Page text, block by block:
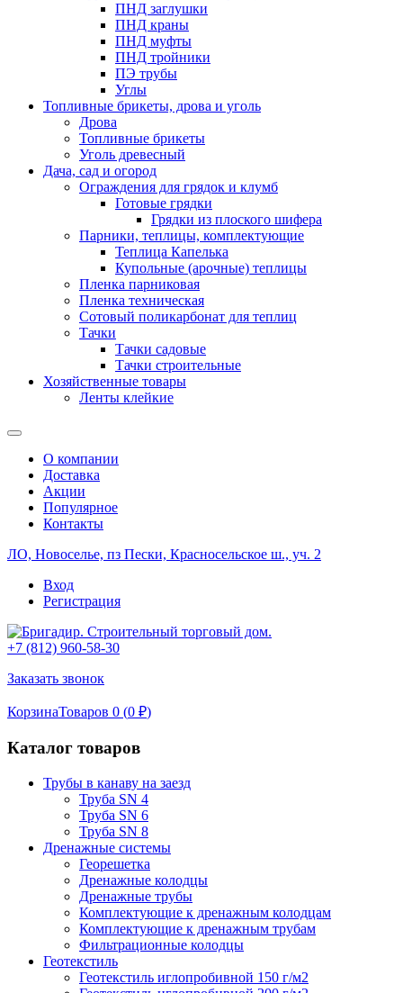
ПНД заглушки
ПНД краны
ПНД муфты
ПНД тройники
ПЭ трубы
Углы
Топливные брикеты, дрова и уголь
Дрова
Топливные брикеты
Уголь древесный
Дача, сад и огород
Ограждения для грядок и клумб
Готовые грядки
Грядки из плоского шифера
Парники, теплицы, комплектующие
Теплица Капелька
Купольные (арочные) теплицы
Пленка парниковая
Пленка техническая
Сотовый поликарбонат для теплиц
Тачки
Тачки садовые
Тачки строительные
Хозяйственные товары
Ленты клейкие
О компании
Доставка
Акции
Популярное
Контакты
ЛО, Новоселье, пз Пески, Красносельское ш., уч. 2
Вход
Регистрация
+7 (812) 960-58-30
Заказать звонок
КорзинаТоваров 0 (0 ₽)
Каталог товаров
Трубы в канаву на заезд
Труба SN 4
Труба SN 6
Труба SN 8
Дренажные системы
Георешетка
Дренажные колодцы
Дренажные трубы
Комплектующие к дренажным колодцам
Комплектующие к дренажным трубам
Фильтрационные колодцы
Геотекстиль
Геотекстиль иглопробивной 150 г/м2